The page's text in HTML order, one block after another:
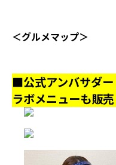
＜グルメマップ＞
■公式アンバサダー
ラボメニューも販売